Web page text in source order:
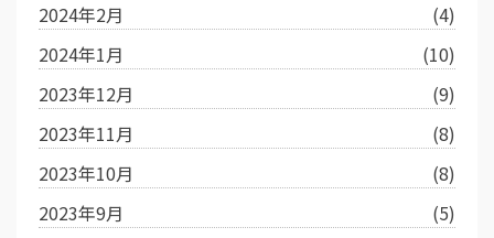
2024年2月
(4)
2024年1月
(10)
2023年12月
(9)
2023年11月
(8)
2023年10月
(8)
2023年9月
(5)